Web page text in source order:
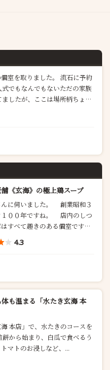
の極みです。料亭と言ってと
《玄海》の極上鶏スープ
した。 創業昭和３
すね。 店内のしつ
すべて趣きのある個室です。
薄まらないよ
野菜などは鍋に入れない。 美味しくて、鍋...
4.3
も温まる「水たき玄海 本
本店」で、水たきのコースを
マトのお浸しなど、...